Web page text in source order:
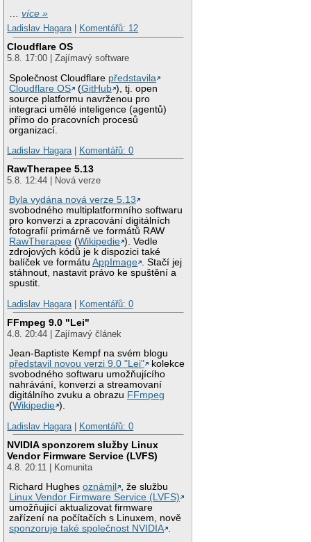
…více »
Ladislav Hagara| Komentářů: 12
Cloudflare OS
5.8. 17:00 | Zajímavý software
Společnost Cloudflare představila
Cloudflare OS
(GitHub ), tj. open
source platformu navrženou pro
integraci umělé inteligence (agentů)
přímo do pracovních procesů
organizací.
Ladislav Hagara| Komentářů: 0
RawTherapee 5.13
5.8. 12:44 | Nová verze
Byla vydána nová verze 5.13
svobodného multiplatformního softwaru
pro konverzi a zpracování digitálních
fotografií primárně ve formátů RAW
RawTherapee (Wikipedie ). Vedle
zdrojových kódů je k dispozici také
balíček ve formátuAppImage . Stačí jej
stáhnout, nastavit právo ke spuštění a
spustit.
Ladislav Hagara| Komentářů: 0
FFmpeg 9.0 "Lei"
4.8. 20:44 | Zajímavý článek
Jean-Baptiste Kempf na svém blogu
představil novou verzi 9.0 "Lei"
kolekce
svobodného softwaru umožňujícího
nahrávání, konverzi a streamovaní
digitálního zvuku a obrazu FFmpeg
(Wikipedie ).
Ladislav Hagara| Komentářů: 0
NVIDIA sponzorem služby Linux
Vendor Firmware Service (LVFS)
4.8. 20:11 | Komunita
Richard Hughesoznámil
, že službu
Linux Vendor Firmware Service (LVFS)
umožňující aktualizovat firmware
zařízení na počítačích s Linuxem, nově
sponzoruje také společnost NVIDIA .